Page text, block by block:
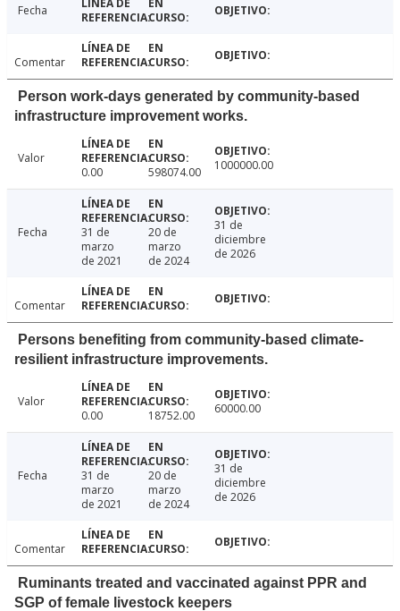
Fecha
Comentar
Person work-days generated by community-based
infrastructure improvement works.
Valor
0.00
598074.00 1000000.00
Fecha
31 de
marzo
de 2021
20 de
marzo
de 2024
31 de
diciembre
de 2026
Comentar
Persons benefiting from community-based climate-
resilient infrastructure improvements.
Valor
0.00
18752.00 60000.00
Fecha
31 de
marzo
de 2021
20 de
marzo
de 2024
31 de
diciembre
de 2026
Comentar
Ruminants treated and vaccinated against PPR and
SGP of female livestock keepers